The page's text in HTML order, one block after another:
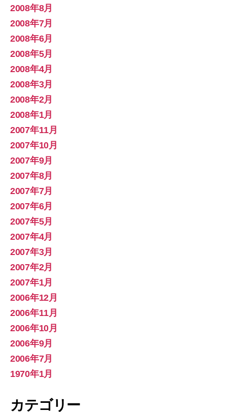
2008年8月
2008年7月
2008年6月
2008年5月
2008年4月
2008年3月
2008年2月
2008年1月
2007年11月
2007年10月
2007年9月
2007年8月
2007年7月
2007年6月
2007年5月
2007年4月
2007年3月
2007年2月
2007年1月
2006年12月
2006年11月
2006年10月
2006年9月
2006年7月
1970年1月
カテゴリー